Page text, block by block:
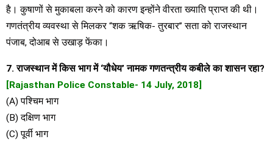
है। कुषाणों से मुकाबला करने को कारण इन्होंने वीरता ख्याति प्राप्त की थी।
गणतंत्रीय व्यवस्था से मिलकर “शक ऋषिक- तुरबार” सता को राजस्थान
पंजाब, दोआब से उखाड़ फेंका।
7. राजस्थान में किस भाग में ‘यौधेय’ नामक गणतन्त्रीय कबीले का शासन रहा?
[Rajasthan Police Constable- 14 July, 2018]
(A) पश्चिम भाग
(B) दक्षिण भाग
(C) पूर्वी भाग